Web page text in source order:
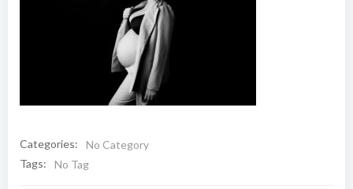
Categories:
No Category
Tags:
No Tag